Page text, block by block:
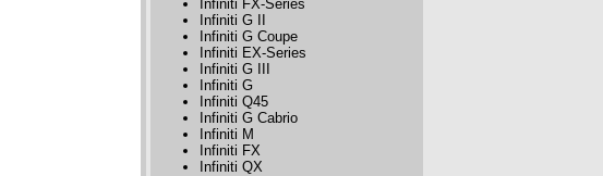
Infiniti FX-Series
Infiniti G II
Infiniti G Coupe
Infiniti EX-Series
Infiniti G III
Infiniti G
Infiniti Q45
Infiniti G Cabrio
Infiniti M
Infiniti FX
Infiniti QX